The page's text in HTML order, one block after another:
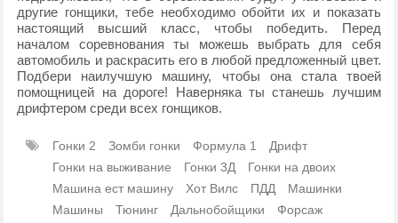
другие гонщики, тебе необходимо обойти их и показать
настоящий высший класс, чтобы победить. Перед
началом соревнования ты можешь выбрать для себя
автомобиль и раскрасить его в любой предложенный цвет.
Подбери наилучшую машину, чтобы она стала твоей
помощницей на дороге! Наверняка ты станешь лучшим
дрифтером среди всех гонщиков.
Гонки 2 Зомби гонки Формула 1
Дрифт
Гонки на выживание
Гонки 3Д
Гонки на двоих
Машина ест машину
Хот Вилс ПДД
Машинки
Машины
Тюнинг Дальнобойщики Форсаж